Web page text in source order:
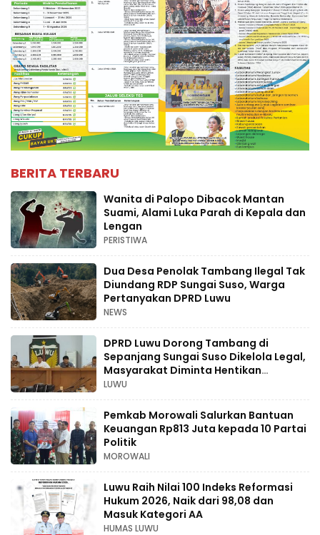
BERITA TERBARU
Wanita di Palopo Dibacok Mantan
Suami, Alami Luka Parah di Kepala dan
Lengan
PERISTIWA
Dua Desa Penolak Tambang Ilegal Tak
Diundang RDP Sungai Suso, Warga
Pertanyakan DPRD Luwu
NEWS
DPRD Luwu Dorong Tambang di
Sepanjang Sungai Suso Dikelola Legal,
Masyarakat Diminta Hentikan
Aktivitas Ilegal
LUWU
Pemkab Morowali Salurkan Bantuan
Keuangan Rp813 Juta kepada 10 Partai
Politik
MOROWALI
Luwu Raih Nilai 100 Indeks Reformasi
Hukum 2026, Naik dari 98,08 dan
Masuk Kategori AA
HUMAS LUWU